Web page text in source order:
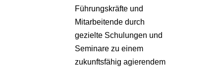
Führungskräfte und
Mitarbeitende durch
gezielte Schulungen und
Seminare zu einem
zukunftsfähig agierendem